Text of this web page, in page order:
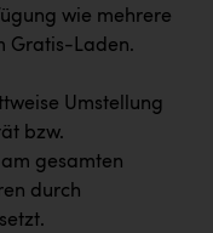
wie mehrere
Gratis-Laden.
Umstellung
bzw.
gesamten
durch